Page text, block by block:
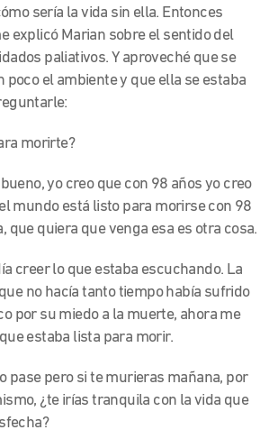
sería la vida sin ella. Entonces
explicó Marian sobre el sentido del
paliativos. Y aproveché que se
poco el ambiente y que ella se estaba
morirte?
yo creo que con 98 años yo creo
mundo está listo para morirse con 98
que quiera que venga esa es otra cosa.
creer lo que estaba escuchando. La
no hacía tanto tiempo había sufrido
por su miedo a la muerte, ahora me
estaba lista para morir.
pase pero si te murieras mañana, por
¿te irías tranquila con la vida que